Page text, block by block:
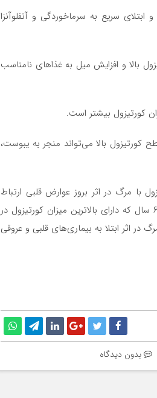
سریع به سرماخوردگی و آنفلوآنزا
بالا و افزایش میل به غذا‌های نامناسب
کورتیزول بیشتر است.
بالا می‌تواند منجر به یبوست،
با مرگ در اثر بروز عوارض قلبی ارتباط
تنگاتنگی دارد. در تحقیقی که به مدت شش سال روی ۸۶۰ نفر از افراد بالای ۶۵ سال که دارای بالاترین میزان کورتیزول در
اثر ابتلا به بیماری‌های قلبی و عروقی
بدون دیدگاه